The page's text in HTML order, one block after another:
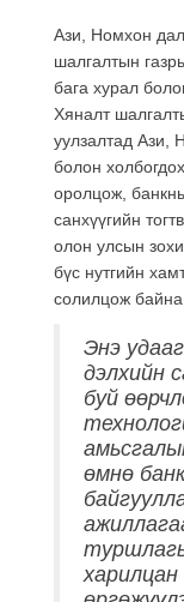
Ази, Номхон
шалгалтын
бага хурал
Хяналт
уулзалтад Ази,
болон
оролцож,
санхүүгийн
олон улсын
бүс нутгийн
солилцож байна.
Энэ
дэлхийн
буй
өмнө